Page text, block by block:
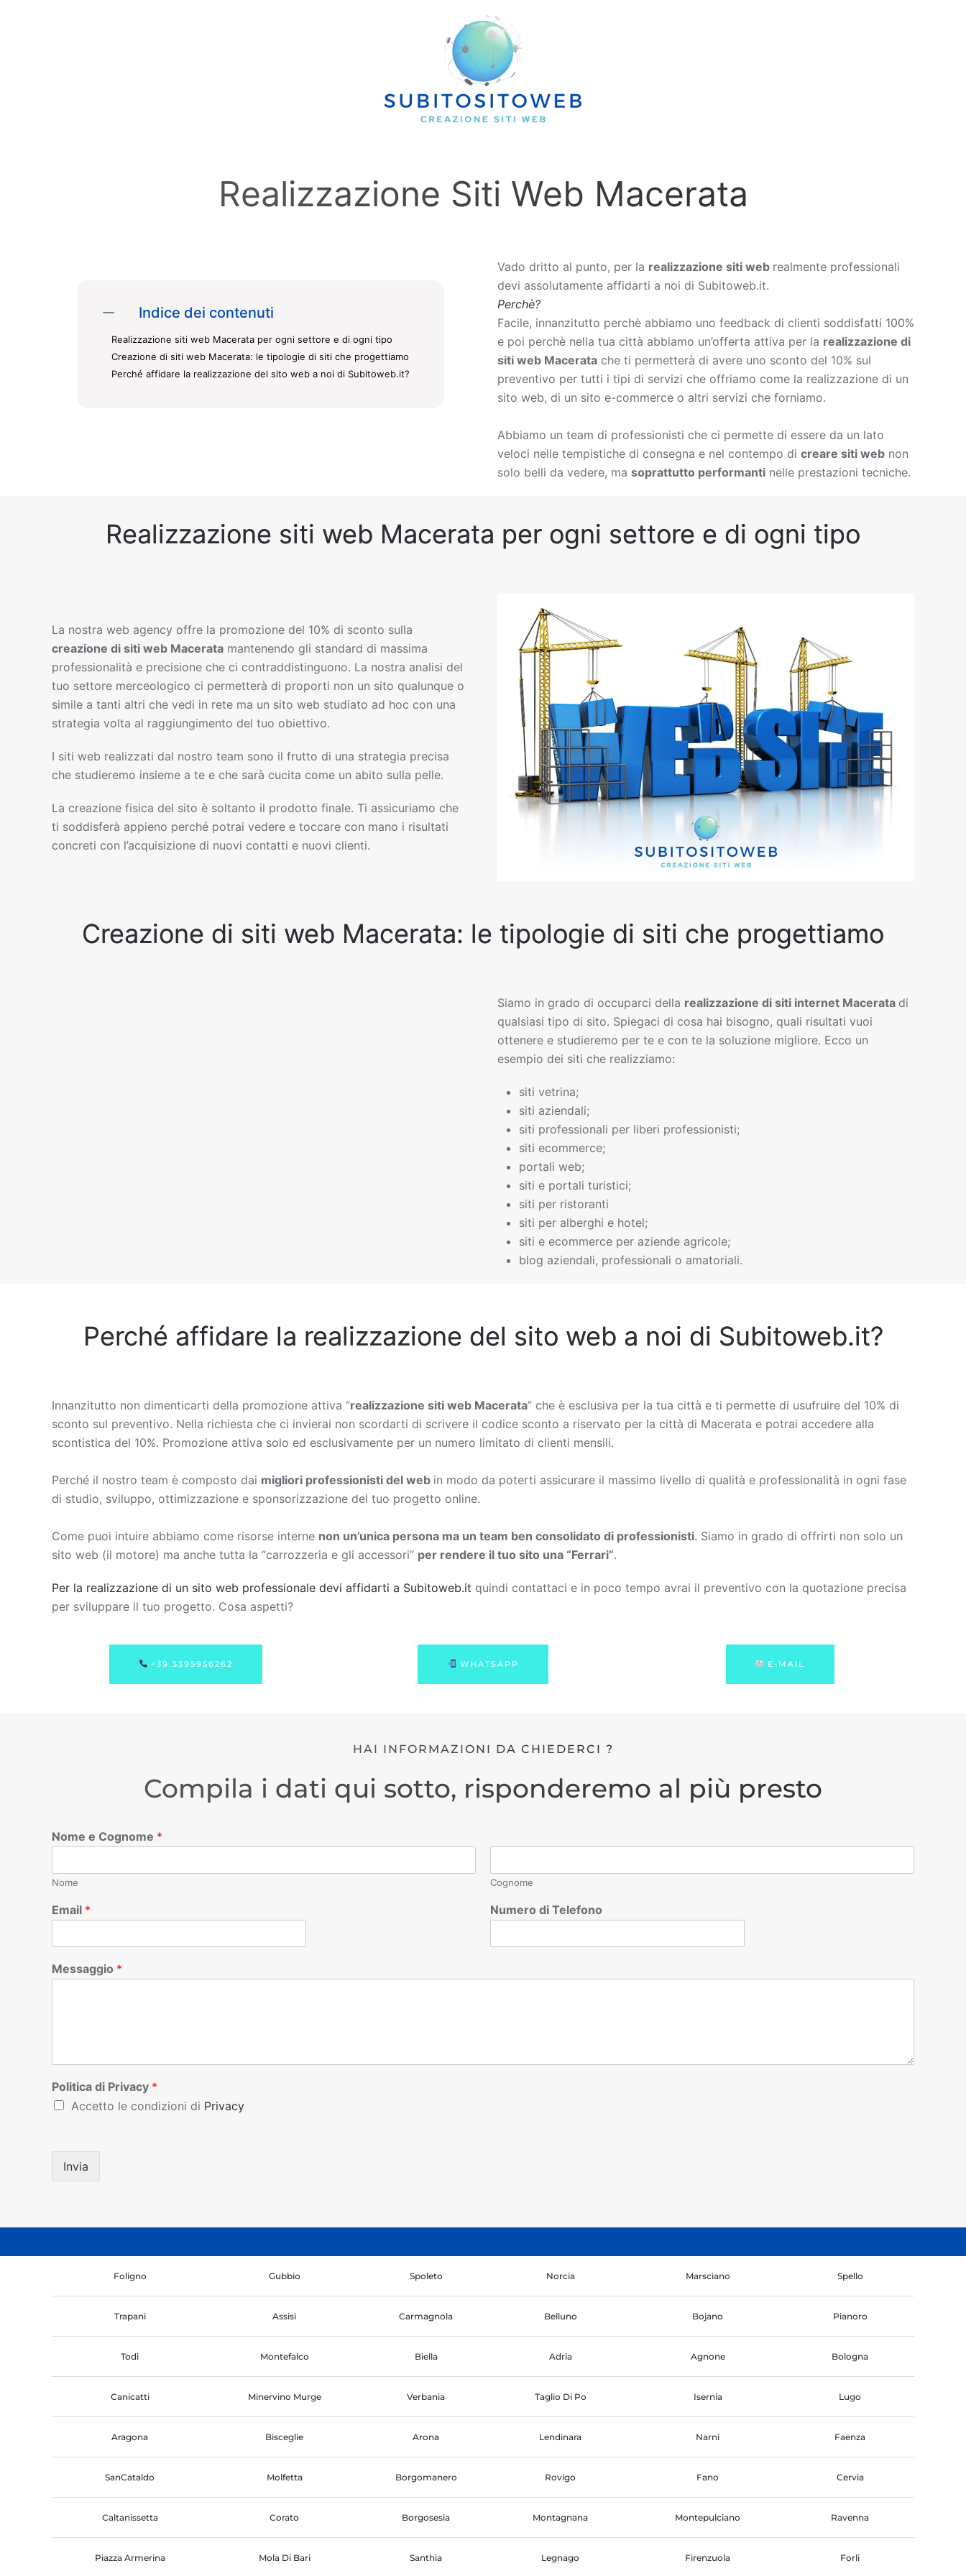
Realizzazione Siti Web Macerata
Indice dei contenuti
Realizzazione siti web Macerata per ogni settore e di ogni tipo
Creazione di siti web Macerata: le tipologie di siti che progettiamo
Perché affidare la realizzazione del sito web a noi di Subitoweb.it?
Vado dritto al punto, per la realizzazione siti web realmente professionali
devi assolutamente affidarti a noi di Subitoweb.it.
Perchè?
Facile, innanzitutto perchè abbiamo uno feedback di clienti soddisfatti 100%
e poi perchè nella tua città abbiamo un’offerta attiva per la realizzazione di
siti web Macerata che ti permetterà di avere uno sconto del 10% sul
preventivo per tutti i tipi di servizi che offriamo come la realizzazione di un
sito web, di un sito e-commerce o altri servizi che forniamo.
Abbiamo un team di professionisti che ci permette di essere da un lato
veloci nelle tempistiche di consegna e nel contempo di creare siti web non
solo belli da vedere, ma soprattutto performanti nelle prestazioni tecniche.
Realizzazione siti web Macerata per ogni settore e di ogni tipo
La nostra web agency offre la promozione del 10% di sconto sulla
creazione di siti web Macerata mantenendo gli standard di massima
professionalità e precisione che ci contraddistinguono. La nostra analisi del
tuo settore merceologico ci permetterà di proporti non un sito qualunque o
simile a tanti altri che vedi in rete ma un sito web studiato ad hoc con una
strategia volta al raggiungimento del tuo obiettivo.
I siti web realizzati dal nostro team sono il frutto di una strategia precisa
che studieremo insieme a te e che sarà cucita come un abito sulla pelle.
La creazione fisica del sito è soltanto il prodotto finale. Ti assicuriamo che
ti soddisferà appieno perché potrai vedere e toccare con mano i risultati
concreti con l’acquisizione di nuovi contatti e nuovi clienti.
Creazione di siti web Macerata: le tipologie di siti che progettiamo
Siamo in grado di occuparci della realizzazione di siti internet Macerata di
qualsiasi tipo di sito. Spiegaci di cosa hai bisogno, quali risultati vuoi
ottenere e studieremo per te e con te la soluzione migliore. Ecco un
esempio dei siti che realizziamo:
siti vetrina;
siti aziendali;
siti professionali per liberi professionisti;
siti ecommerce;
portali web;
siti e portali turistici;
siti per ristoranti
siti per alberghi e hotel;
siti e ecommerce per aziende agricole;
blog aziendali, professionali o amatoriali.
Perché affidare la realizzazione del sito web a noi di Subitoweb.it?
Innanzitutto non dimenticarti della promozione attiva “realizzazione siti web Macerata” che è esclusiva per la tua città e ti permette di usufruire del 10% di
sconto sul preventivo. Nella richiesta che ci invierai non scordarti di scrivere il codice sconto a riservato per la città di Macerata e potrai accedere alla
scontistica del 10%. Promozione attiva solo ed esclusivamente per un numero limitato di clienti mensili.
Perché il nostro team è composto dai migliori professionisti del web in modo da poterti assicurare il massimo livello di qualità e professionalità in ogni fase
di studio, sviluppo, ottimizzazione e sponsorizzazione del tuo progetto online.
Come puoi intuire abbiamo come risorse interne non un’unica persona ma un team ben consolidato di professionisti. Siamo in grado di offrirti non solo un
sito web (il motore) ma anche tutta la “carrozzeria e gli accessori” per rendere il tuo sito una “Ferrari”.
Per la realizzazione di un sito web professionale devi affidarti a Subitoweb.it quindi contattaci e in poco tempo avrai il preventivo con la quotazione precisa
per sviluppare il tuo progetto. Cosa aspetti?
+39.3395956262 WHATSAPP E-MAIL
HAI INFORMAZIONI DA CHIEDERCI ?
Compila i dati qui sotto, risponderemo al più presto
Nome e Cognome *
Nome Cognome
Email * Numero di Telefono
Messaggio *
Politica di Privacy *
Accetto le condizioni di Privacy
Invia
Foligno Gubbio Spoleto Norcia Marsciano Spello
Trapani Assisi Carmagnola Belluno Bojano Pianoro
Todi Montefalco Biella Adria Agnone Bologna
Canicatti Minervino Murge Verbania Taglio Di Po Isernia Lugo
Aragona Bisceglie Arona Lendinara Narni Faenza
SanCataldo Molfetta Borgomanero Rovigo Fano Cervia
Caltanissetta Corato Borgosesia Montagnana Montepulciano Ravenna
Piazza Armerina Mola Di Bari Santhia Legnago Firenzuola Forli